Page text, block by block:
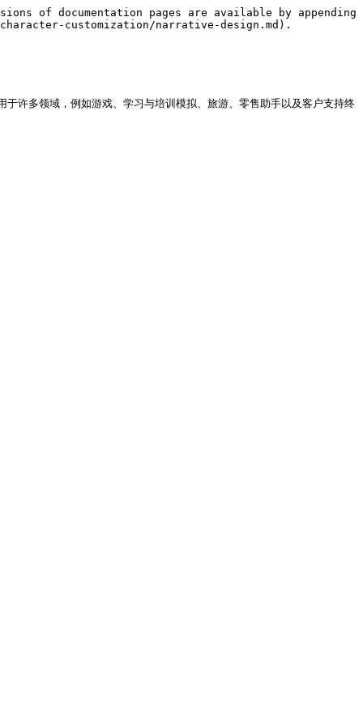
of documentation pages are available by appending
customization/narrative-design.md).
许多领域，例如游戏、学习与培训模拟、旅游、零售助手以及客户支持终